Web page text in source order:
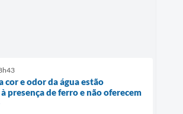
cor e odor da água estão
presença de ferro e não oferecem